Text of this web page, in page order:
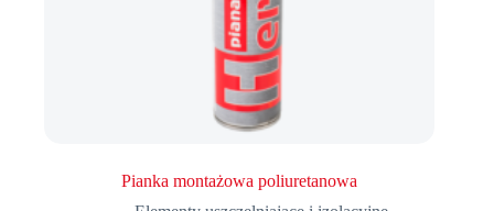
Pianka montażowa poliuretanowa